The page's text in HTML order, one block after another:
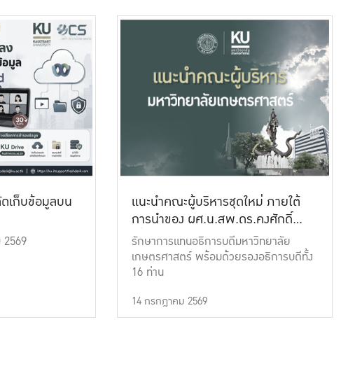
เก็บข้อมูลบน
แนะนำคณะผู้บริหารชุดใหม่ ภายใต้
การนำของ ผศ.น.สพ.ดร.คงศักดิ์
เที่ยงธรรม
รักษาการแทนอธิการบดีมหาวิทยาลัย
เกษตรศาสตร์ พร้อมด้วยรองอธิการบดีทั้ง
16 ท่าน
14 กรกฎาคม 2569